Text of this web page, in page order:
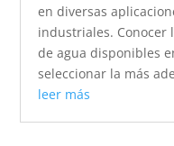
en diversas
industriales. Conocer
de agua disponibles
seleccionar la más
leer más